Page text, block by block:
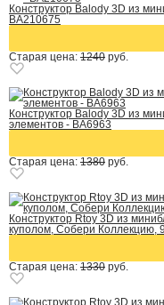
Конструктор Balody 3D из
BA210675
Старая цена: 1240 руб.
Конструктор Balody 3D из
элементов - BA6963
Старая цена: 1380 руб.
Конструктор Rtoy 3D из
куполом, Собери Коллекцию,
Старая цена: 1330 руб.